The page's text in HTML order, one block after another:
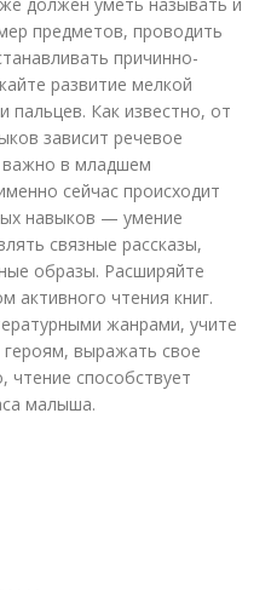
предметов, проводить
причинно-
развитие мелкой
пальцев. Как известно, от
зависит речевое
в младшем
сейчас происходит
навыков — умение
связные рассказы,
образы. Расширяйте
активного чтения книг.
жанрами, учите
выражать свое
способствует
малыша.